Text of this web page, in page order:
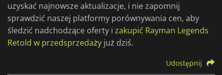
uzyskać najnowsze aktualizacje, i nie zapomnij
sprawdzić naszej platformy porównywania cen, aby
śledzić nadchodzące oferty i zakupić Rayman Legends
Retold w przedsprzedaży już dziś.
Udostępnij